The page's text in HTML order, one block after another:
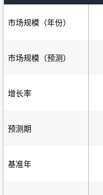
市场规模（年份）
市场规模（预测）
增长率
预测期
基准年